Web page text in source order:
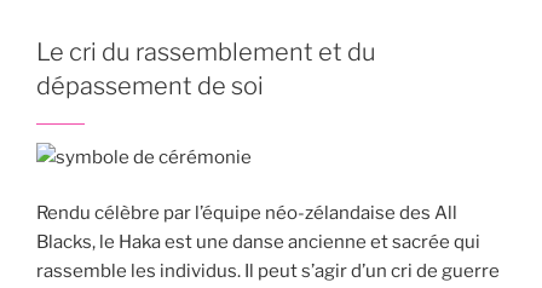
Le cri du rassemblement et du
dépassement de soi
Rendu célèbre par l’équipe néo-zélandaise des All
Blacks, le Haka est une danse ancienne et sacrée qui
rassemble les individus. Il peut s’agir d’un cri de guerre